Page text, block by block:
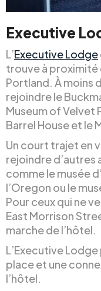
Executive
L’Executive Lodge
trouve à
Portland. À moins
rejoindre le
Museum of Velvet
Barrel House et le
Un court trajet en
rejoindre
comme le musée
l’Oregon ou le
Pour ceux qui ne
East Morrison
marche de l’hôtel.
L’Executive
place et une
l’hôtel.